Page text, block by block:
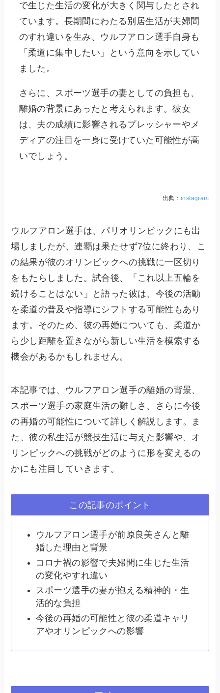
で生じた生活の変化が大きく関与したとされ
ています。長期間にわたる別居生活が夫婦間
のすれ違いを生み、ウルフアロン選手自身も
「柔道に集中したい」という意向を示してい
ました。
さらに、スポーツ選手の妻としての負担も、
離婚の背景にあったと考えられます。彼女
は、夫の成績に影響されるプレッシャーやメ
ディアの注目を一身に受けていた可能性が高
いでしょう。
出典： instagram
ウルフアロン選手は、パリオリンピックにも出
場しましたが、連覇は果たせず7位に終わり、こ
の結果が彼のオリンピックへの挑戦に一区切り
をもたらしました。試合後、「これ以上五輪を
続けることはない」と語った彼は、今後の活動
を柔道の普及や指導にシフトする可能性もあり
ます。そのため、彼の再婚についても、柔道か
ら少し距離を置きながら新しい生活を模索する
機会があるかもしれません。
本記事では、ウルフアロン選手の離婚の背景、
スポーツ選手の家庭生活の難しさ、さらに今後
の再婚の可能性について詳しく解説します。ま
た、彼の私生活が競技生活に与えた影響や、オ
リンピックへの挑戦がどのように形を変えるの
かにも注目していきます。
この記事のポイント
ウルフアロン選手が前原良美さんと離
婚した理由と背景
コロナ禍の影響で夫婦間に生じた生活
の変化やすれ違い
スポーツ選手の妻が抱える精神的・生
活的な負担
今後の再婚の可能性と彼の柔道キャリ
アやオリンピックへの影響